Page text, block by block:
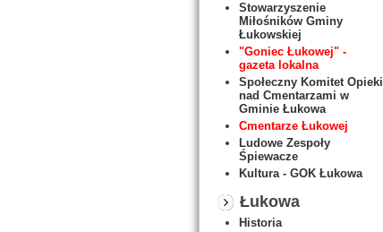
Stowarzyszenie
Miłośników Gminy
Łukowskiej
"Goniec Łukowej" -
gazeta lokalna
Społeczny Komitet Opieki
nad Cmentarzami w
Gminie Łukowa
Cmentarze Łukowej
Ludowe Zespoły
Śpiewacze
Kultura - GOK Łukowa
Łukowa
Historia